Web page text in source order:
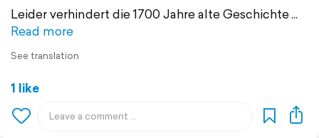
Leider verhindert die 1700 Jahre alte Geschichte
Read more
See translation
1 like